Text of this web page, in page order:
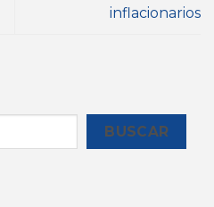
inflacionarios
BUSCAR